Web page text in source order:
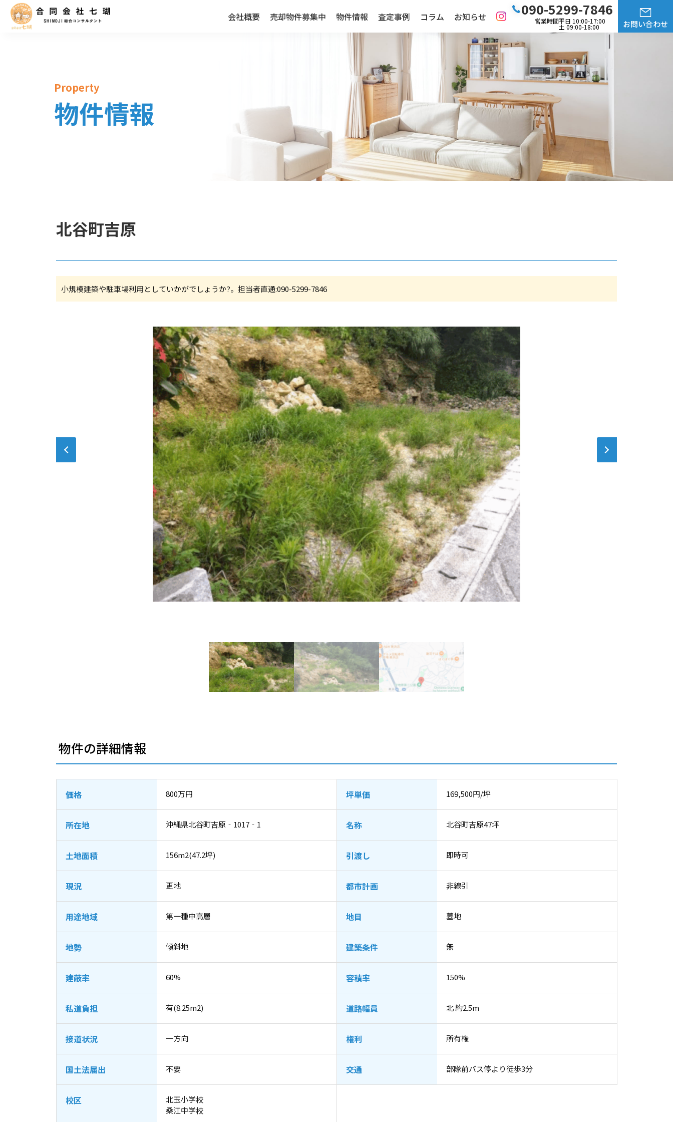
090-5299-7846
営業時間平日 10:00-17:00
土 09:00-18:00
会社概要 売却物件募集中 物件情報 査定事例 コラム お知らせ
お問い合わせ
Property
物件情報
北谷町吉原
小規模建築や駐車場利用としていかがでしょうか?。担当者直通:090-5299-7846
物件の詳細情報
価格 800万円 坪単価 169,500円/坪
所在地 沖縄県北谷町吉原‐1017‐1 名称 北谷町吉原47坪
土地面積 156m2(47.2坪) 引渡し 即時可
現況 更地 都市計画 非線引
用途地域 第一種中高層 地目 墓地
地勢 傾斜地 建築条件 無
建蔽率 60% 容積率 150%
私道負担 有(8.25m2) 道路幅員 北 約2.5m
接道状況 一方向 権利 所有権
国土法届出 不要 交通 部隊前バス停より徒歩3分
校区
北玉小学校
桑江中学校